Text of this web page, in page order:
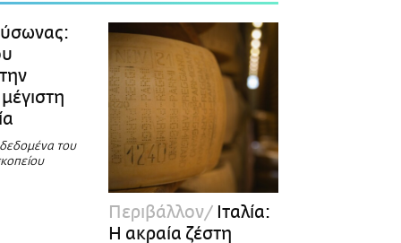
Οι Αθηναίοι
Lgbtqi+
Επιλογές
δεδομένα του
Περιβάλλον Ιταλία:
Η ακραία ζέστη